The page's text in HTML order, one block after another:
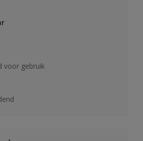
voor gebruik